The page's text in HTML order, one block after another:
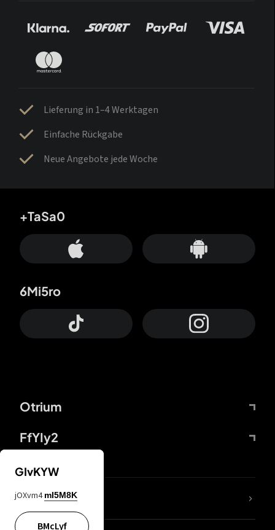
Lieferung in 1–4 Werktagen
Einfache Rückgabe
Neue Angebote jede Woche
Otrium
FfYIy2
+TaSa0
6Mi5ro
DDcvSo
GIvKYW
jOXvm4 mI5M8K
BMcLyf